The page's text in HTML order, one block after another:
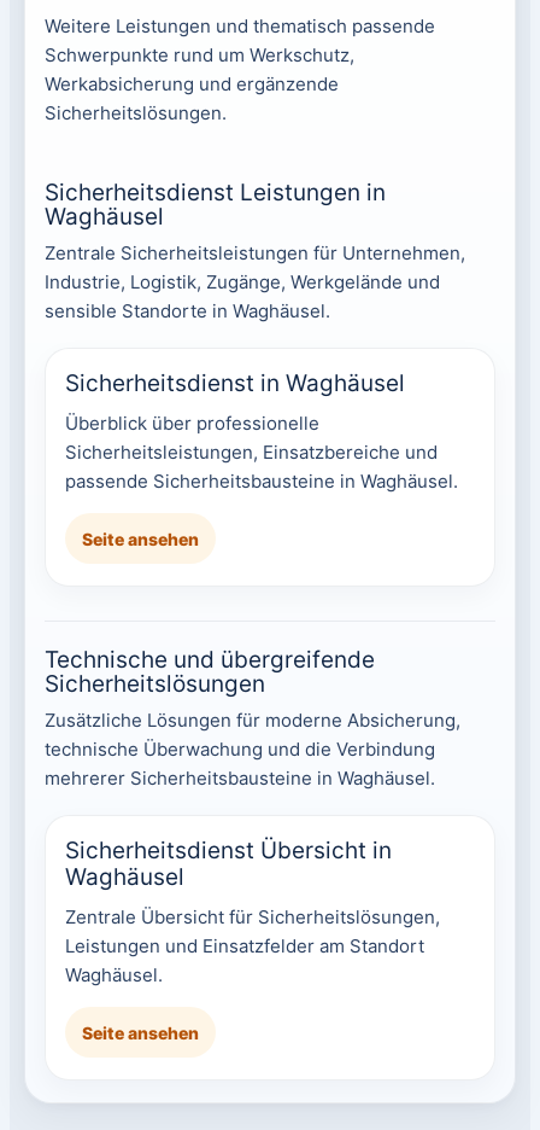
Weitere Leistungen und thematisch passende
Schwerpunkte rund um Werkschutz,
Werkabsicherung und ergänzende
Sicherheitslösungen.
Sicherheitsdienst Leistungen in
Waghäusel
Zentrale Sicherheitsleistungen für Unternehmen,
Industrie, Logistik, Zugänge, Werkgelände und
sensible Standorte in Waghäusel.
Sicherheitsdienst in Waghäusel
Überblick über professionelle
Sicherheitsleistungen, Einsatzbereiche und
passende Sicherheitsbausteine in Waghäusel.
Seite ansehen
Technische und übergreifende
Sicherheitslösungen
Zusätzliche Lösungen für moderne Absicherung,
technische Überwachung und die Verbindung
mehrerer Sicherheitsbausteine in Waghäusel.
Sicherheitsdienst Übersicht in
Waghäusel
Zentrale Übersicht für Sicherheitslösungen,
Leistungen und Einsatzfelder am Standort
Waghäusel.
Seite ansehen